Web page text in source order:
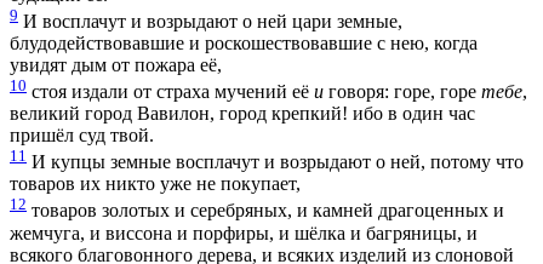
9 И восплачут и возрыдают о ней цари земные,
блудодействовавшие и роскошествовавшие с нею, когда
увидят дым от пожара её,
10 стоя издали от страха мучений её и говоря: горе, горе тебе,
великий город Вавилон, город крепкий! ибо в один час
пришёл суд твой.
11 И купцы земные восплачут и возрыдают о ней, потому что
товаров их никто уже не покупает,
12 товаров золотых и серебряных, и камней драгоценных и
жемчуга, и виссона и порфиры, и шёлка и багряницы, и
всякого благовонного дерева, и всяких изделий из слоновой